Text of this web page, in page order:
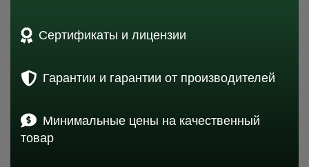
Сертификаты и лицензии
Гарантии и гарантии от производителей
Минимальные цены на качественный
товар